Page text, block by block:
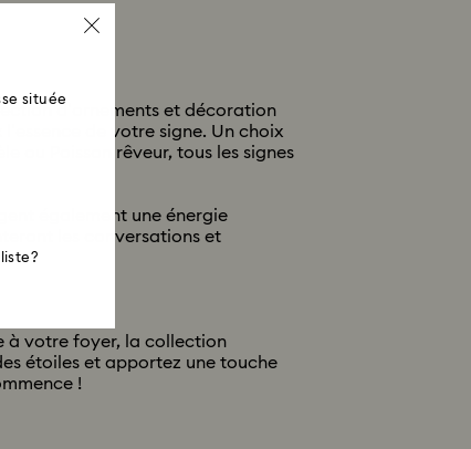
d’ornements et décoration
de votre signe. Un choix
ou Poisson rêveur, tous les signes
également une énergie
les conversations et
à votre foyer, la collection
étoiles et apportez une touche
!
située